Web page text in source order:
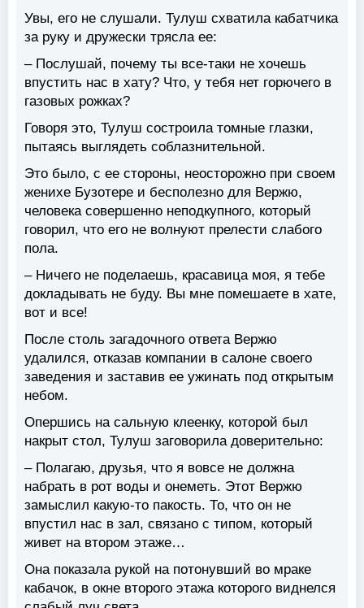
Увы, его не слушали. Тулуш схватила кабатчика
за руку и дружески трясла ее:
– Послушай, почему ты все-таки не хочешь
впустить нас в хату? Что, у тебя нет горючего в
газовых рожках?
Говоря это, Тулуш состроила томные глазки,
пытаясь выглядеть соблазнительной.
Это было, с ее стороны, неосторожно при своем
женихе Бузотере и бесполезно для Вержю,
человека совершенно неподкупного, который
говорил, что его не волнуют прелести слабого
пола.
– Ничего не поделаешь, красавица моя, я тебе
докладывать не буду. Вы мне помешаете в хате,
вот и все!
После столь загадочного ответа Вержю
удалился, отказав компании в салоне своего
заведения и заставив ее ужинать под открытым
небом.
Опершись на сальную клеенку, которой был
накрыт стол, Тулуш заговорила доверительно:
– Полагаю, друзья, что я вовсе не должна
набрать в рот воды и онеметь. Этот Вержю
замыслил какую-то пакость. То, что он не
впустил нас в зал, связано с типом, который
живет на втором этаже…
Она показала рукой на потонувший во мраке
кабачок, в окне второго этажа которого виднелся